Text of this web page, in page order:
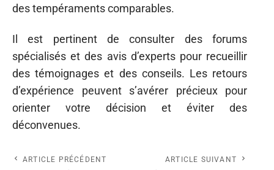
des tempéraments comparables.
Il est pertinent de consulter des forums
spécialisés et des avis d’experts pour recueillir
des témoignages et des conseils. Les retours
d’expérience peuvent s’avérer précieux pour
orienter votre décision et éviter des
déconvenues.
ARTICLE PRÉCÉDENT ARTICLE SUIVANT